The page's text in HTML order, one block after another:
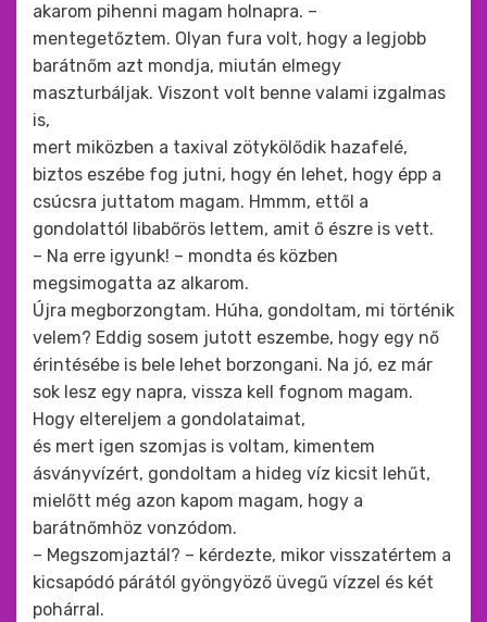
akarom pihenni magam holnapra. –
mentegetőztem. Olyan fura volt, hogy a legjobb
barátnőm azt mondja, miután elmegy
maszturbáljak. Viszont volt benne valami izgalmas
is,
mert miközben a taxival zötykölődik hazafelé,
biztos eszébe fog jutni, hogy én lehet, hogy épp a
csúcsra juttatom magam. Hmmm, ettől a
gondolattól libabőrös lettem, amit ő észre is vett.
– Na erre igyunk! – mondta és közben
megsimogatta az alkarom.
Újra megborzongtam. Húha, gondoltam, mi történik
velem? Eddig sosem jutott eszembe, hogy egy nő
érintésébe is bele lehet borzongani. Na jó, ez már
sok lesz egy napra, vissza kell fognom magam.
Hogy eltereljem a gondolataimat,
és mert igen szomjas is voltam, kimentem
ásványvízért, gondoltam a hideg víz kicsit lehűt,
mielőtt még azon kapom magam, hogy a
barátnőmhöz vonzódom.
– Megszomjaztál? – kérdezte, mikor visszatértem a
kicsapódó párától gyöngyöző üvegű vízzel és két
pohárral.